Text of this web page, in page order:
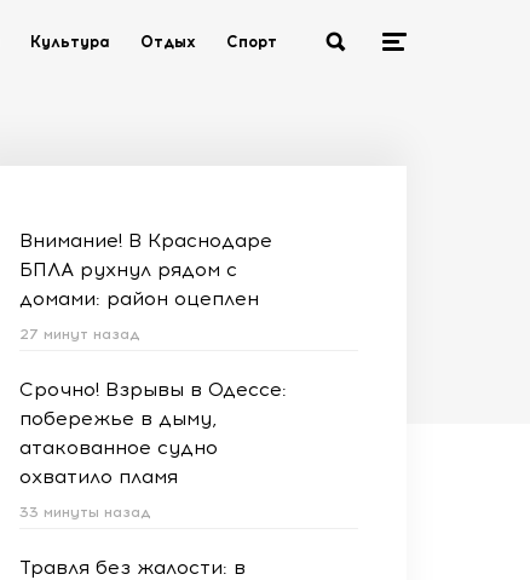
Культура Отдых Спорт
Внимание! В Краснодаре
БПЛА рухнул рядом с
домами: район оцеплен
27 минут назад
Срочно! Взрывы в Одессе:
побережье в дыму,
атакованное судно
охватило пламя
33 минуты назад
Травля без жалости: в